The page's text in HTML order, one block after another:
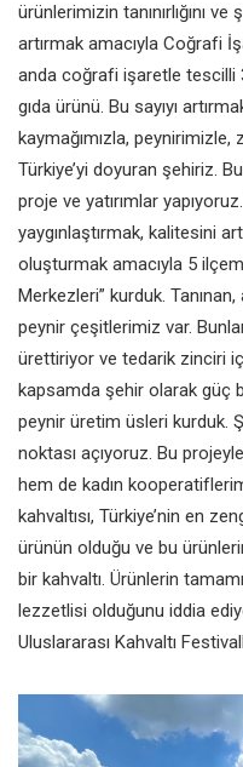
ürünlerimizin tanınırlığını ve
artırmak amacıyla Coğrafi
anda coğrafi işaretle tescilli
gıda ürünü. Bu sayıyı
kaymağımızla, peynirimizle,
Türkiye’yi doyuran şehiriz.
proje ve yatırımlar yapıyoruz.
yaygınlaştırmak, kalitesini
oluşturmak amacıyla 5
Merkezleri” kurduk.
peynir çeşitlerimiz var.
ürettiriyor ve tedarik zinciri
kapsamda şehir olarak güç
peynir üretim üsleri kurduk.
noktası açıyoruz. Bu
hem de kadın
kahvaltısı, Türkiye’nin en
ürünün olduğu ve bu
bir kahvaltı. Ürünlerin tamamı
lezzetlisi olduğunu iddia
Uluslararası Kahvaltı